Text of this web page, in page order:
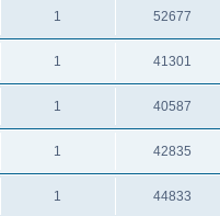
1 52677
1 41301
1 40587
1 42835
1 44833